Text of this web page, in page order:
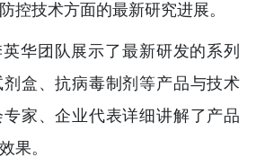
控技术方面的最新研究进展。
华团队展示了最新研发的系列
盒、抗病毒制剂等产品与技术
家、企业代表详细讲解了产品
果。